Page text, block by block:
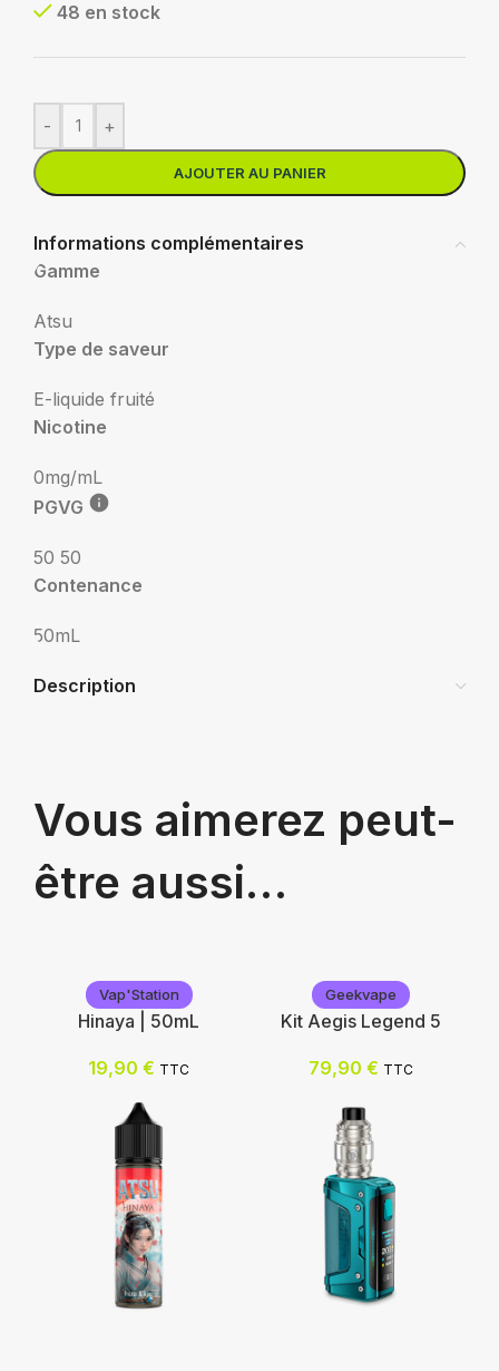
48 en stock
- +
AJOUTER AU PANIER
Informations complémentaires
Gamme
Atsu
Type de saveur
E-liquide fruité
Nicotine
0mg/mL
PGVG
50 50
Contenance
50mL
Description
Vous aimerez peut-
être aussi…
Vap'Station
Hinaya | 50mL
19,90 € TTC
Geekvape
Kit Aegis Legend 5
79,90 € TTC